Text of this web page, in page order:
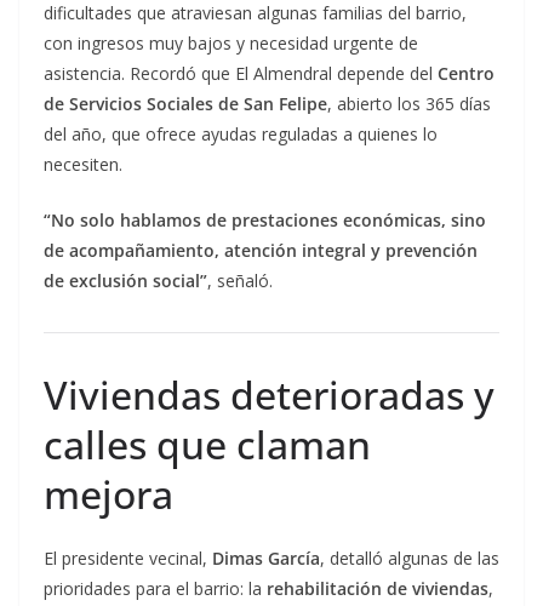
dificultades que atraviesan algunas familias del barrio,
con ingresos muy bajos y necesidad urgente de
asistencia. Recordó que El Almendral depende del Centro
de Servicios Sociales de San Felipe, abierto los 365 días
del año, que ofrece ayudas reguladas a quienes lo
necesiten.
“No solo hablamos de prestaciones económicas, sino
de acompañamiento, atención integral y prevención
de exclusión social”, señaló.
Viviendas deterioradas y
calles que claman
mejora
El presidente vecinal, Dimas García, detalló algunas de las
prioridades para el barrio: la rehabilitación de viviendas,